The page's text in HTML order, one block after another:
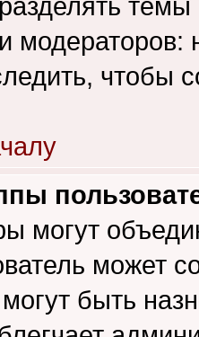
чтобы
могут
может
быть